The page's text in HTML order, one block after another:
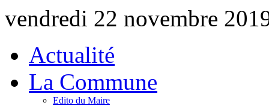
vendredi 22 novembre
Actualité
La Commune
Edito du Maire